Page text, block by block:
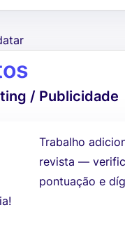
/ Publicidade
Trabalho
revista —
pontuação e